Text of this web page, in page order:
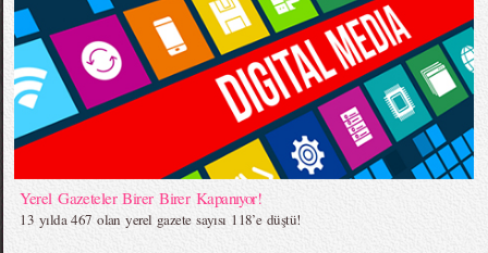
Yerel Gazeteler Birer Birer Kapanıyor!
13 yılda 467 olan yerel gazete sayısı 118’e düştü!